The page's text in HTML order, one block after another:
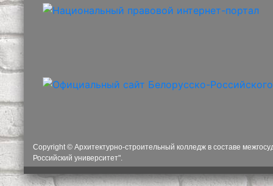
Copyright © Архитектурно-строительный колледж в составе
Российский университет".